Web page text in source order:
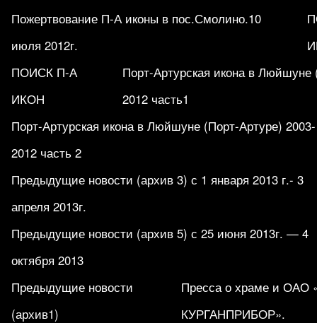
Пожертвование П-А иконы в пос.Смолино.10
июля 2012г.
ПОИСК П-А
ИКОН
Порт-Артурская икона в Люйшуне
2012 часть1
Порт-Артурская икона в Люйшуне (Порт-Артуре) 2003-
2012 часть 2
Предыдущие новости (архив 3) с 1 января 2013 г.- 3
апреля 2013г.
Предыдущие новости (архив 5) с 25 июня 2013г. — 4
октября 2013
Предыдущие новости
(архив1)
Пресса о храме и ОАО
КУРГАНПРИБОР».